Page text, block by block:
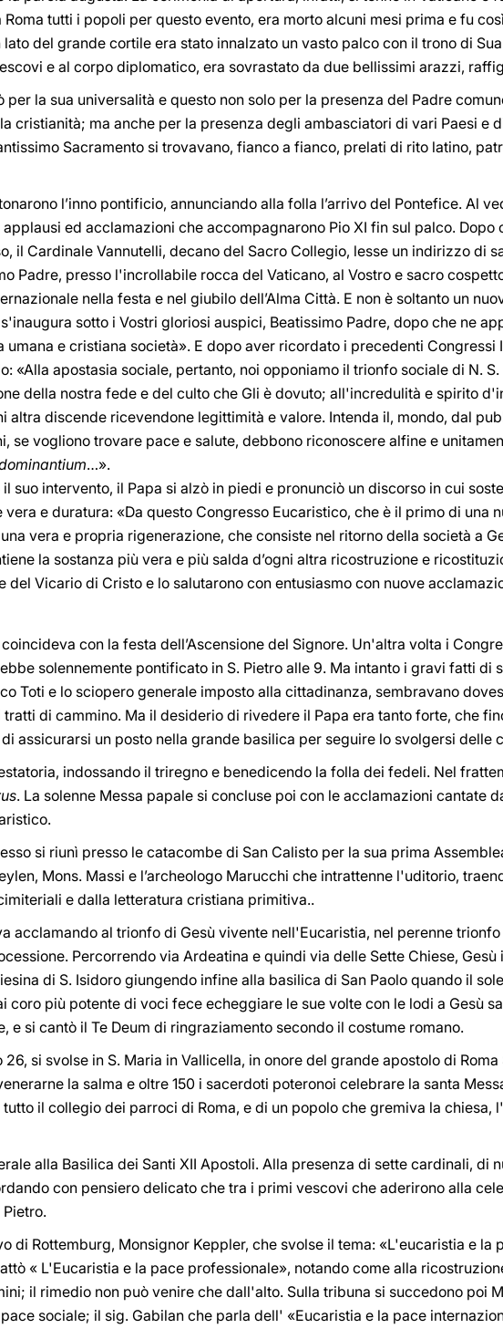
tutti i popoli per questo evento, era morto alcuni mesi prima e fu
del grande cortile era stato innalzato un vasto palco con il trono di
e al corpo diplomatico, era sovrastato da due bellissimi arazzi,
la sua universalità e questo non solo per la presenza del Padre
cristianità; ma anche per la presenza degli ambasciatori di vari Paesi e
Sacramento si trovavano, fianco a fianco, prelati di rito latino,
l’inno pontificio, annunciando alla folla l’arrivo del Pontefice. Al
ed acclamazioni che accompagnarono Pio XI fin sul palco.
il Cardinale Vannutelli, decano del Sacro Collegio, lesse un indirizzo di
Padre, presso l'incrollabile rocca del Vaticano, al Vostro e sacro
nella festa e nel giubilo dell’Alma Città. E non è soltanto un
sotto i Vostri gloriosi auspici, Beatissimo Padre, dopo che ne
e cristiana società». E dopo aver ricordato i precedenti
«Alla apostasia sociale, pertanto, noi opponiamo il trionfo sociale di N.
della nostra fede e del culto che Gli è dovuto; all'incredulità e spirito
altra discende ricevendone legittimità e valore. Intenda il, mondo, dal
se vogliono trovare pace e salute, debbono riconoscere alfine e
…».
intervento, il Papa si alzò in piedi e pronunciò un discorso in cui
e duratura: «Da questo Congresso Eucaristico, che è il primo di una
vera e propria rigenerazione, che consiste nel ritorno della società a
la sostanza più vera e più salda d’ogni altra ricostruzione e
Vicario di Cristo e lo salutarono con entusiasmo con nuove
con la festa dell’Ascensione del Signore. Un'altra volta i
solennemente pontificato in S. Pietro alle 9. Ma intanto i gravi fatti di
Toti e lo sciopero generale imposto alla cittadinanza, sembravano
di cammino. Ma il desiderio di rivedere il Papa era tanto forte, che
assicurarsi un posto nella grande basilica per seguire lo svolgersi delle
indossando il triregno e benedicendo la folla dei fedeli. Nel
. La solenne Messa papale si concluse poi con le acclamazioni cantate
si riunì presso le catacombe di San Calisto per la sua prima
Mons. Massi e l’archeologo Marucchi che intrattenne l'uditorio,
e dalla letteratura cristiana primitiva..
acclamando al trionfo di Gesù vivente nell'Eucaristia, nel perenne
Percorrendo via Ardeatina e quindi via delle Sette Chiese,
di S. Isidoro giungendo infine alla basilica di San Paolo quando il
coro più potente di voci fece echeggiare le sue volte con le lodi a Gesù
e si cantò il Te Deum di ringraziamento secondo il costume romano.
si svolse in S. Maria in Vallicella, in onore del grande apostolo di
la salma e oltre 150 i sacerdoti poteronoi celebrare la santa
il collegio dei parroci di Roma, e di un popolo che gremiva la chiesa,
alla Basilica dei Santi XII Apostoli. Alla presenza di sette cardinali, di
con pensiero delicato che tra i primi vescovi che aderirono alla
Rottemburg, Monsignor Keppler, che svolse il tema: «L'eucaristia e la
« L'Eucaristia e la pace professionale», notando come alla
il rimedio non può venire che dall'alto. Sulla tribuna si succedono poi
sociale; il sig. Gabilan che parla dell' «Eucaristia e la pace